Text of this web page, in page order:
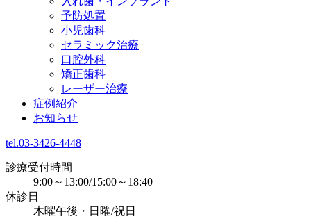
予防処置
小児歯科
セラミック治療
口腔外科
矯正歯科
レーザー治療
症例紹介
お知らせ
tel.03-3426-4448
診療受付時間
9:00～13:00/15:00～18:40
休診日
木曜午後・日曜/祝日